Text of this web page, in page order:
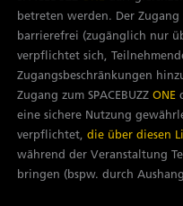
betreten werden. Der Zugang
barrierefrei (zugänglich nur
verpflichtet sich,
Zugangsbeschränkungen
Zugang zum SPACEBUZZONE
eine sichere Nutzung
verpflichtet,die über diesen
während der Veranstaltung
bringen (bspw. durch